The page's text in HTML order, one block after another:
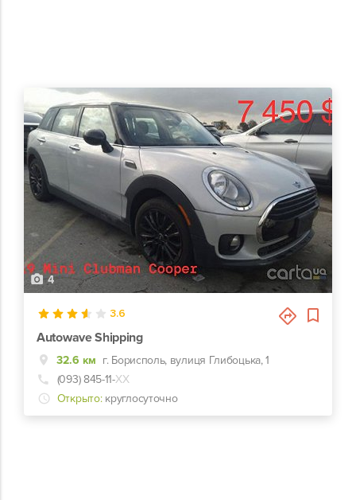
4
3.6
Autowave Shipping
32.6 км г. Борисполь, вулиця Глибоцька, 1
(093) 845-11-ХХ
Открыто: круглосуточно